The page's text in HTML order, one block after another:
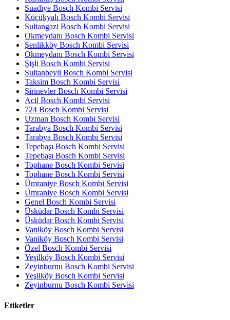
Suadiye Bosch Kombi Servisi
Küçükyalı Bosch Kombi Servisi
Sultangazi Bosch Kombi Servisi
Okmeydanı Bosch Kombi Servisi
Şenlikköy Bosch Kombi Servisi
Okmeydanı Bosch Kombi Servisi
Şişli Bosch Kombi Servisi
Sultanbeyli Bosch Kombi Servisi
Taksim Bosch Kombi Servisi
Şirinevler Bosch Kombi Servisi
Acil Bosch Kombi Servisi
724 Bosch Kombi Servisi
Uzman Bosch Kombi Servisi
Tarabya Bosch Kombi Servisi
Tarabya Bosch Kombi Servisi
Tepebaşı Bosch Kombi Servisi
Tepebaşı Bosch Kombi Servisi
Tophane Bosch Kombi Servisi
Tophane Bosch Kombi Servisi
Ümraniye Bosch Kombi Servisi
Ümraniye Bosch Kombi Servisi
Genel Bosch Kombi Servisi
Üsküdar Bosch Kombi Servisi
Üsküdar Bosch Kombi Servisi
Vaniköy Bosch Kombi Servisi
Vaniköy Bosch Kombi Servisi
Özel Bosch Kombi Servisi
Yeşilköy Bosch Kombi Servisi
Zeyinburnu Bosch Kombi Servisi
Yeşilköy Bosch Kombi Servisi
Zeyinburnu Bosch Kombi Servisi
Etiketler